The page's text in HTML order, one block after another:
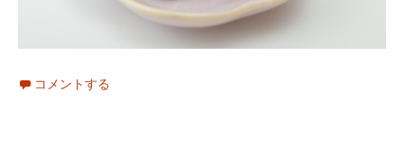
コメントする